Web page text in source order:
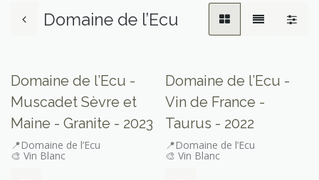
Domaine de l’Ecu
Domaine de l’Ecu -
Muscadet Sèvre et
Maine - Granite - 2023
📍Domaine de l’Ecu
🎨 Vin Blanc
Domaine de l’Ecu -
Vin de France -
Taurus - 2022
📍Domaine de l’Ecu
🎨 Vin Blanc